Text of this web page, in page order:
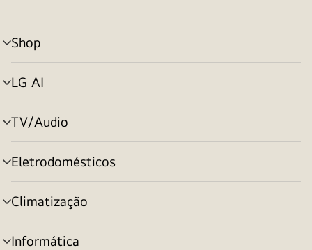
Shop
alternar
menu
LG AI
alternar
menu
TV/Audio
alternar
menu
Eletrodomésticos
alternar
menu
Climatização
alternar
menu
Informática
alternar